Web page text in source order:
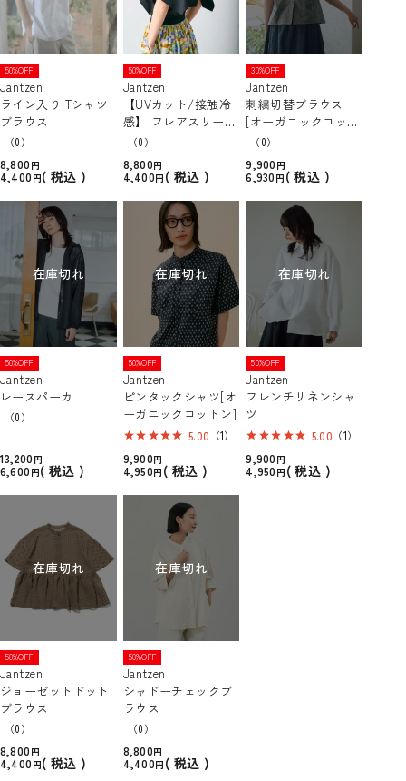
50%OFF
Jantzen
ライン入り Tシャツ
ブラウス
（0）
8,800
4,400
税込
50%OFF
Jantzen
【UVカット/接触冷
感】 フレアスリーブ
ブラウス
（0）
8,800
4,400
税込
30%OFF
Jantzen
刺繍切替ブラウス
[オーガニックコット
ン]
（0）
9,900
6,930
税込
在庫切れ
50%OFF
Jantzen
レースパーカ
（0）
13,200
6,600
税込
在庫切れ
50%OFF
Jantzen
ピンタックシャツ[オ
ーガニックコットン]
5.00 （1）
9,900
4,950
税込
在庫切れ
50%OFF
Jantzen
フレンチリネンシャ
ツ
5.00 （1）
9,900
4,950
税込
在庫切れ
50%OFF
Jantzen
ジョーゼットドット
ブラウス
（0）
8,800
4,400
税込
在庫切れ
50%OFF
Jantzen
シャドーチェックブ
ラウス
（0）
8,800
4,400
税込